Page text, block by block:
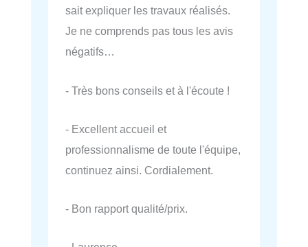
sait expliquer les travaux réalisés.
Je ne comprends pas tous les avis
négatifs…
- Très bons conseils et à l'écoute !
- Excellent accueil et
professionnalisme de toute l'équipe,
continuez ainsi. Cordialement.
- Bon rapport qualité/prix.